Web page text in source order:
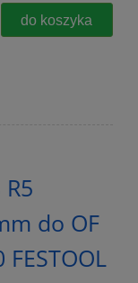
do koszyka
do OF